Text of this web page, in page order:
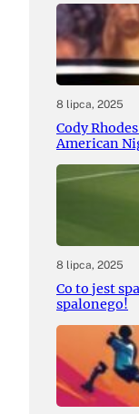
8 lipca, 2025
Cody
American
8 lipca, 2025
Co to jest
spalonego!